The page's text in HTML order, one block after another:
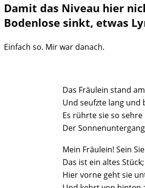
Damit das Niveau hier
Bodenlose sinkt, etwas
Einfach so. Mir war danach.
Das Fräulein stand
Und seufzte lang und
Es rührte sie so sehre
Der
Mein Fräulein! Sein
Das ist ein altes Stück;
Hier vorne geht sie